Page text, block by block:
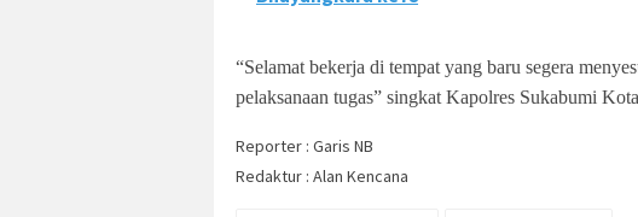
“Selamat bekerja di tempat yang baru segera
pelaksanaan tugas” singkat Kapolres Sukabumi
Reporter : Garis NB
Redaktur : Alan Kencana